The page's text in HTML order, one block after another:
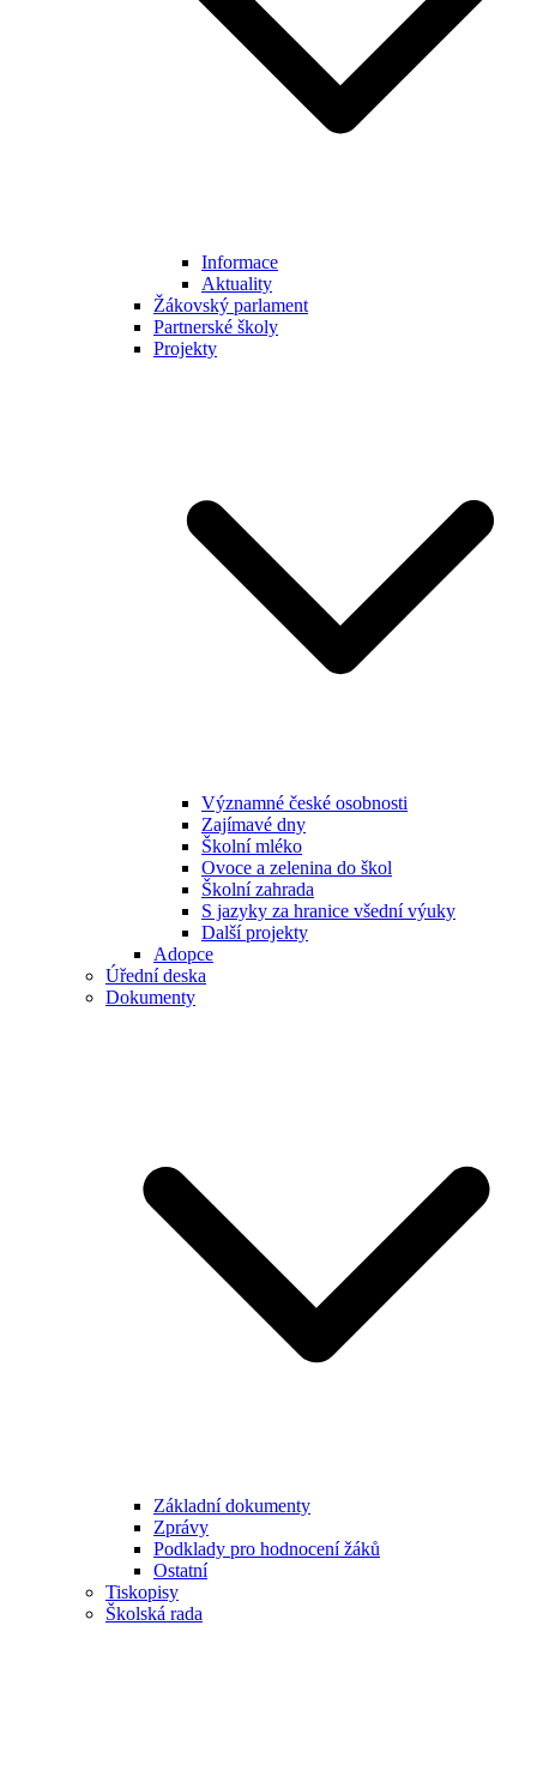
Informace
Aktuality
Žákovský parlament
Partnerské školy
Projekty
Významné české osobnosti
Zajímavé dny
Školní mléko
Ovoce a zelenina do škol
Školní zahrada
S jazyky za hranice všední výuky
Další projekty
Adopce
Úřední deska
Dokumenty
Základní dokumenty
Zprávy
Podklady pro hodnocení žáků
Ostatní
Tiskopisy
Školská rada